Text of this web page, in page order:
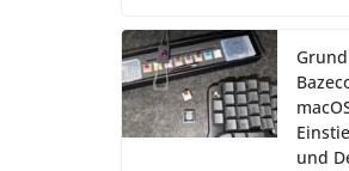
und